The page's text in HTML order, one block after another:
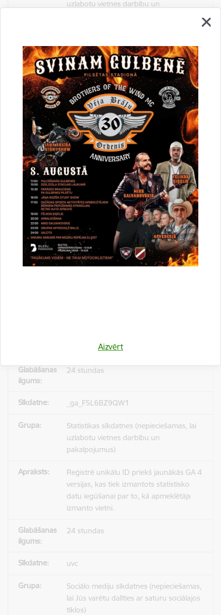
Aizvērt
uzlabotu vietnes darbību un
statistisko datu iegūšanai par to, kā
apmeklētājs izmanto vietni.
2 gadi
_gat
Statistikas sīkdatnes (nepieciešamas, lai
uzlabotu vietnes darbību un
pakalpojumus)
Izmanto Google Analytics, lai samazinātu
pieprasījuma līmeni.
1 minūte
_gid
apmeklētājs izmanto vietni.
24 stundas
_ga_F5L6BZ9QW1
Statistikas sīkdatnes (nepieciešamas, lai
uzlabotu vietnes darbību un
pakalpojumus)
Reģistrē unikālu ID priekš jaunākās GA 4
versijas, kas tiek izmantots statistisko
datu iegūšanai par to, kā apmeklētājs
izmanto vietni.
24 stundas
uvc
Sociālo mediju sīkdatnes (nepieciešamas,
lai Jūs varētu dalīties ar saturu sociālajos
tīklos)